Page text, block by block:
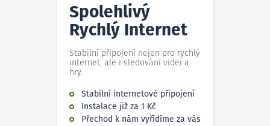
Spolehlivý
Rychlý Internet
Stabilní připojení nejen pro rychlý
internet, ale i sledování videí a
hry.
Stabilní internetové připojení
Instalace již za 1 Kč
Přechod k nám vyřídíme za vás